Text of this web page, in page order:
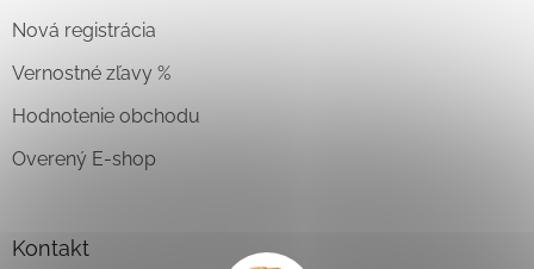
Nová registrácia
Vernostné zľavy %
Hodnotenie obchodu
Overený E-shop
Kontakt